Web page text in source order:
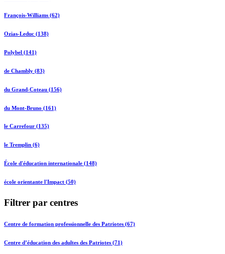
François-Williams (62)
Ozias-Leduc (138)
Polybel (141)
de Chambly (83)
du Grand-Coteau (156)
du Mont-Bruno (161)
le Carrefour (135)
le Tremplin (6)
École d'éducation internationale (148)
école orientante l'Impact (50)
Filtrer par centres
Centre de formation professionnelle des Patriotes (67)
Centre d’éducation des adultes des Patriotes (71)